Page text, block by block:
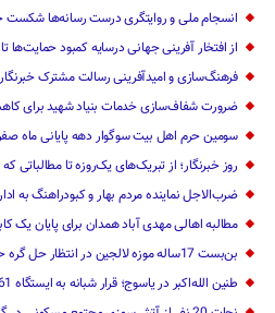
انسجام ملی و روایتگری درست رسانه‌ها شکست
از افتخار آفرینی جهانی درسایه کمبود حمایت‌ها
فرهنگ‌سازی و امیدآفرینی رسالت‌ مشترک
ضرورت شفاف‌سازی خدمات بنیاد شهید برای
سومین حرم اهل بیت سوگوار دهه پایانی ماه
روز خبرنگار؛ از تبریک‌های یک‌روزه تا مطالباتی
ضرب‌الاجل نماینده مردم بهار و کبودراهنگ به
مطالبه اهالی مهدی آباد همدان برای پایان یک
بن‌بست 17ساله موزه لالجین در انتظار حل گره حقوقی اراضی
طنین الله‌اکبر در یاسوج؛ قرار شبانه به ایستگاه 161 رسید+تصاویر